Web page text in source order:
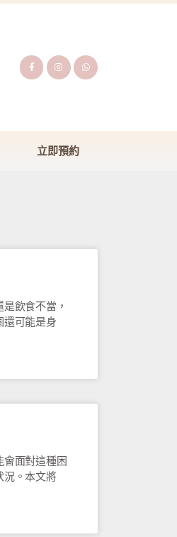
立即預約
飲食不當，
還可能是身
會面對這種困
況。本文將